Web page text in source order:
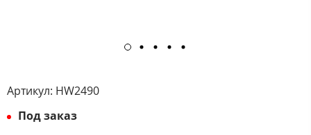
Артикул: HW2490
Под заказ